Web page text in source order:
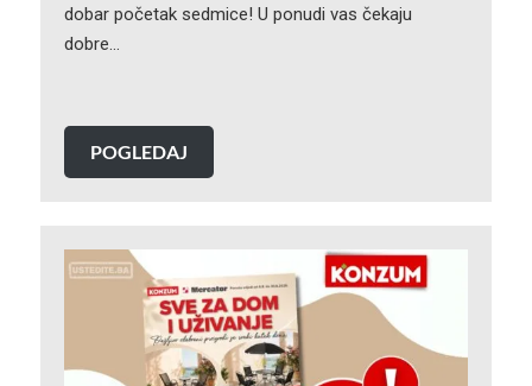
dobar početak sedmice! U ponudi vas čekaju
dobre…
POGLEDAJ